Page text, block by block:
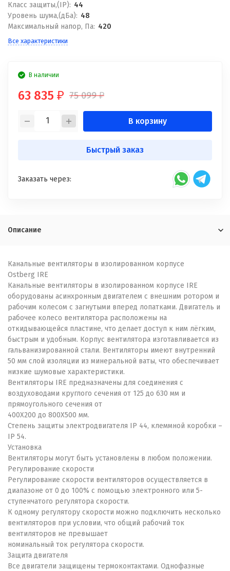
Класс защиты,(IP): 44
Уровень шума,(дБа): 48
Максимальный напор, Па: 420
Все характеристики
В наличии
63 835 ₽ 75 099₽
В корзину
Быстрый заказ
Заказать через:
Описание
Канальные вентиляторы в изолированном корпусе
Ostberg IRE
Канальные вентиляторы в изолированном корпусе IRE
оборудованы асинхронным двигателем с внешним ротором и
рабочим колесом с загнутыми вперед лопатками. Двигатель и
рабочее колесо вентилятора расположены на
откидывающейся пластине, что делает доступ к ним лёгким,
быстрым и удобным. Корпус вентилятора изготавливается из
гальванизированной стали. Вентиляторы имеют внутренний
50 мм слой изоляции из минеральной ваты, что обеспечивает
низкие шумовые характеристики.
Вентиляторы IRE предназначены для соединения с
воздуховодами круглого сечения от 125 до 630 мм и
прямоугольного сечения от
400X200 до 800X500 мм.
Степень защиты электродвигателя IP 44, клеммной коробки –
IP 54.
Установка
Вентиляторы могут быть установлены в любом положении.
Регулирование скорости
Регулирование скорости вентиляторов осуществляется в
диапазоне от 0 до 100% с помощью электронного или 5-
ступенчатого регулятора скорости.
К одному регулятору скорости можно подключить несколько
вентиляторов при условии, что общий рабочий ток
вентиляторов не превышает
номинальный ток регулятора скорости.
Защита двигателя
Все двигатели защищены термоконтактами. Однофазные